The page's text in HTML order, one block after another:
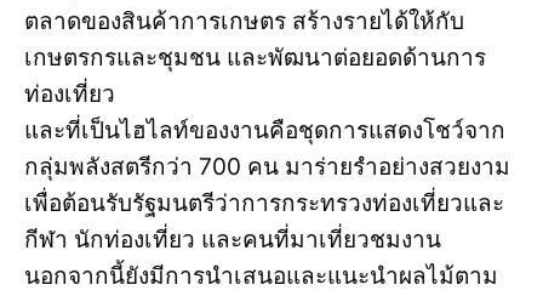
ตลาดของสินค้าการเกษตร สร้างรายได้ให้กับ
เกษตรกรและชุมชน และพัฒนาต่อยอดด้านการ
ท่องเที่ยว
และที่เป็นไฮไลท์ของงานคือชุดการแสดงโชว์จาก
กลุ่มพลังสตรีกว่า 700 คน มาร่ายรำอย่างสวยงาม
เพื่อต้อนรับรัฐมนตรีว่าการกระทรวงท่องเที่ยวและ
กีฬา นักท่องเที่ยว และคนที่มาเที่ยวชมงาน
นอกจากนี้ยังมีการนำเสนอและแนะนำผลไม้ตาม